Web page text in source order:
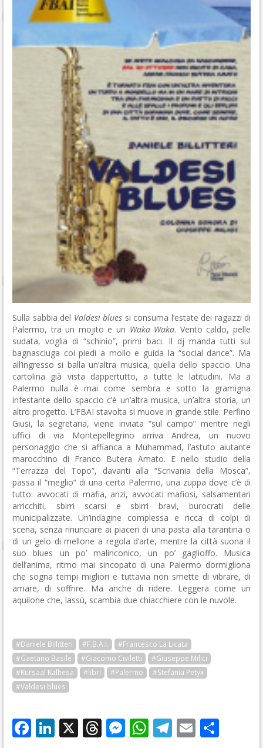
Sulla sabbia del Valdesi blues si consuma l’estate dei ragazzi di
Palermo, tra un mojito e un Waka Waka. Vento caldo, pelle
sudata, voglia di “schinio”, primi baci. Il dj manda tutti sul
bagnasciuga coi piedi a mollo e guida la “social dance”. Ma
all’ingresso si balla un’altra musica, quella dello spaccio. Una
cartolina già vista dappertutto, a tutte le latitudini. Ma a
Palermo nulla è mai come sembra e sotto la gramigna
infestante dello spaccio c’è un’altra musica, un’altra storia, un
altro progetto. L’FBAI stavolta si muove in grande stile. Perfino
Giusi, la segretaria, viene inviata “sul campo” mentre negli
uffici di via Montepellegrino arriva Andrea, un nuovo
personaggio che si affianca a Muhammad, l’astuto aiutante
marocchino di Franco Butera Amato. E nello studio della
“Terrazza del Topo”, davanti alla “Scrivania della Mosca”,
passa il “meglio” di una certa Palermo, una zuppa dove c’è di
tutto: avvocati di mafia, anzi, avvocati mafiosi, salsamentari
arricchiti, sbirri scarsi e sbirri bravi, burocrati delle
municipalizzate. Un’indagine complessa e ricca di colpi di
scena, senza rinunciare ai piaceri di una pasta alla tarantina o
di un gelo di mellone a regola d’arte, mentre la città suona il
suo blues un po’ malinconico, un po’ gaglioffo. Musica
dell’anima, ritmo mai sincopato di una Palermo dormigliona
che sogna tempi migliori e tuttavia non smette di vibrare, di
amare, di soffrire. Ma anche di ridere. Leggera come un
aquilone che, lassù, scambia due chiacchiere con le nuvole.
#Daniele Billitteri #F.B.A.I.
#Francesco La Licata
#Gaetano Basile
#Giacomo Civiletti
#Giuseppe Milici
#Kursaal Kalhesa
#libri #Palermo
#Stefania Petyx
#Valdesi blues
Facebook
LinkedIn
X Threads
Messenger
WhatsApp
Telegram
Email